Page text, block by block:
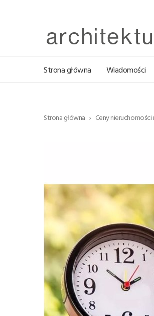
Strona główna Wiadomości
Strona główna Ceny nieruchomości